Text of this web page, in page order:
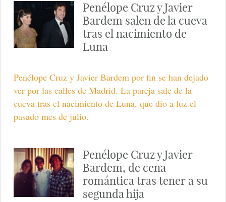
Penélope Cruz y Javier
Bardem salen de la cueva
tras el nacimiento de
Luna
Penélope Cruz y Javier Bardem por fin se han dejado
ver por las calles de Madrid. La pareja sale de la
cueva tras el nacimiento de Luna, que dio a luz el
pasado mes de julio.
Penélope Cruz y Javier
Bardem, de cena
romántica tras tener a su
segunda hija